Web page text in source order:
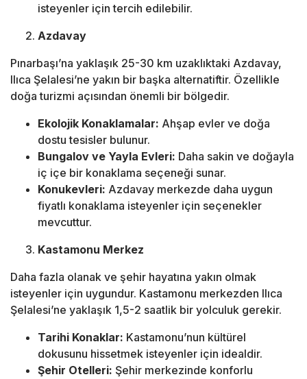
isteyenler için tercih edilebilir.
Azdavay
Pınarbaşı’na yaklaşık 25-30 km uzaklıktaki Azdavay,
Ilıca Şelalesi’ne yakın bir başka alternatiftir. Özellikle
doğa turizmi açısından önemli bir bölgedir.
Ekolojik Konaklamalar: Ahşap evler ve doğa
dostu tesisler bulunur.
Bungalov ve Yayla Evleri: Daha sakin ve doğayla
iç içe bir konaklama seçeneği sunar.
Konukevleri: Azdavay merkezde daha uygun
fiyatlı konaklama isteyenler için seçenekler
mevcuttur.
Kastamonu Merkez
Daha fazla olanak ve şehir hayatına yakın olmak
isteyenler için uygundur. Kastamonu merkezden Ilıca
Şelalesi’ne yaklaşık 1,5-2 saatlik bir yolculuk gerekir.
Tarihi Konaklar: Kastamonu’nun kültürel
dokusunu hissetmek isteyenler için idealdir.
Şehir Otelleri: Şehir merkezinde konforlu